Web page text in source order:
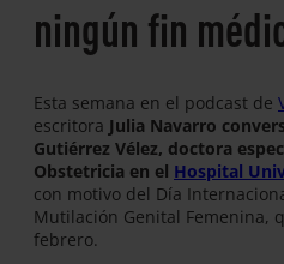
ningún fin
Esta semana en el podcast de
escritora Julia Navarro
Gutiérrez Vélez, doctora
Obstetricia en el Hospital
con motivo del Día
Mutilación Genital Femenina,
febrero.